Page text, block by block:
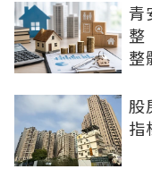
青
整
整
股
指